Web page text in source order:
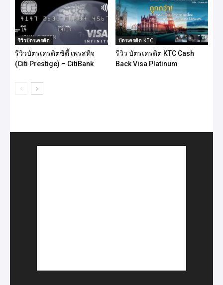
รีวิวบัตรเครดิต
รีวิวบัตรเครดิตซิตี้ เพรสทีจ
(Citi Prestige) – CitiBank
บัตรเครดิต KTC
รีวิว บัตรเครดิต KTC Cash
Back Visa Platinum